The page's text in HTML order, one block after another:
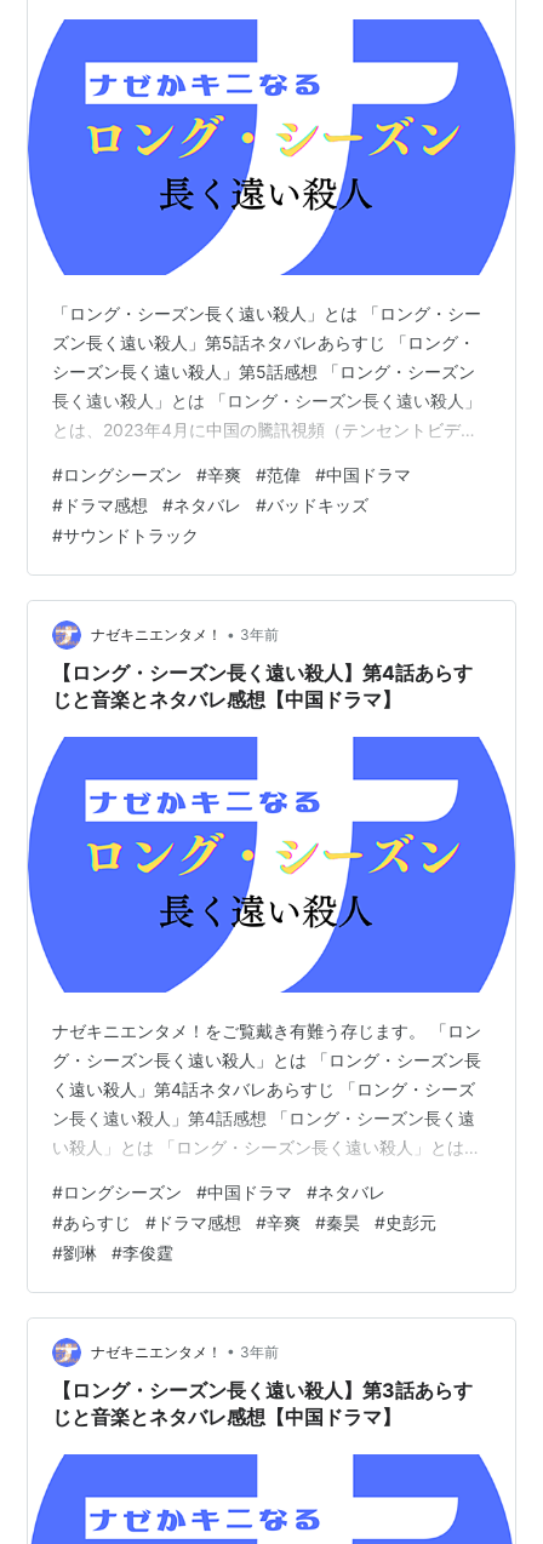
「ロング・シーズン長く遠い殺人」とは 「ロング・シー
ズン長く遠い殺人」第5話ネタバレあらすじ 「ロング・
シーズン長く遠い殺人」第5話感想 「ロング・シーズン
長く遠い殺人」とは 「ロング・シーズン長く遠い殺人」
とは、2023年4月に中国の騰訊視頻（テンセントビデ
ズ 隠秘之罪」の監督、辛爽（シン・シュアン）監督作品
で本国中国では圧倒的高評価を得た超人気ドラマだそう
です。 画像引用元
https://ogre.natalie.mu/media/news/eiga/2023/1031/T
heLongSeason_20231031.jpg?impoli…
#ロングシーズン #辛爽 #范偉 #中国ドラマ
# ドラマ感想 #ネタバレ #バッドキッズ
#サウンドトラック
ナゼキニエンタメ！ • 3年前
【ロング・シーズン長く遠い殺人】第4話あらす
じと音楽とネタバレ感想【中国ドラマ】
ナゼキニエンタメ！をご覧戴き有難う存じます。 「ロン
グ・シーズン長く遠い殺人」とは 「ロング・シーズン長
く遠い殺人」第4話ネタバレあらすじ 「ロング・シーズ
ン長く遠い殺人」第4話感想 「ロング・シーズン長く遠
い殺人」とは 「ロング・シーズン長く遠い殺人」とは、
信されたクライムサスペンス。 「バッド・キッズ 隠秘之
罪」の監督、辛爽（シン・シュアン）監督作品で本国中
国では圧倒的高評価を得た超人気ドラマだそうです。 画
像引用元
https://ogre.natalie.mu/media/news/eiga/2023/1031/T
heLongSeas…
#ロングシーズン #中国ドラマ #ネタバレ
#あらすじ # ドラマ感想 #辛爽 #秦昊 #史彭元
#劉琳 #李俊霆
ナゼキニエンタメ！ • 3年前
【ロング・シーズン長く遠い殺人】第3話あらす
じと音楽とネタバレ感想【中国ドラマ】